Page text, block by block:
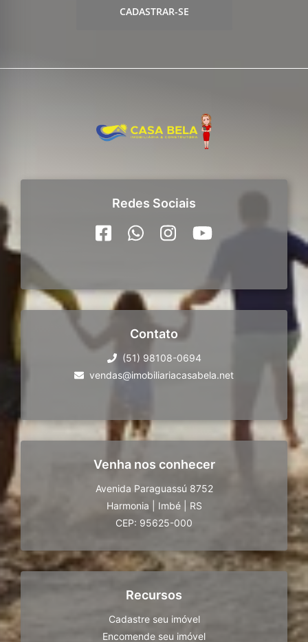
CADASTRAR-SE
Redes Sociais
Contato
(51) 98108-0694
vendas@imobiliariacasabela.net
Venha nos conhecer
Avenida Paraguassú 8752
Harmonia
Imbé
RS
CEP: 95625-000
Recursos
Cadastre seu imóvel
Encomende seu imóvel